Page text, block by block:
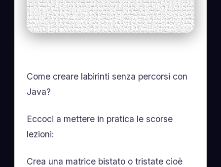
Come creare labirinti senza percorsi con
Java?
Eccoci a mettere in pratica le scorse
lezioni:
Crea una matrice bistato o tristate cioè